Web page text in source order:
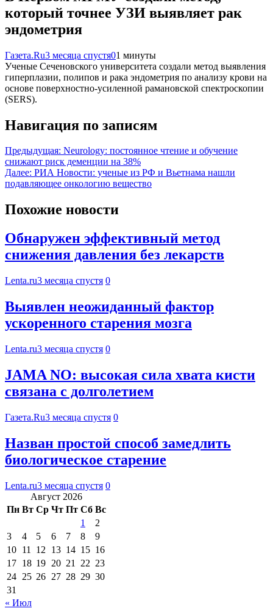
который точнее УЗИ выявляет рак
эндометрия
Газета.Ru3 месяца спустя01 минуты
Ученые Сеченовского университета создали метод выявления
гиперплазии, полипов и рака эндометрия по анализу крови на
основе поверхностно-усиленной рамановской спектроскопии
(SERS).
Навигация по записям
Предыдущая: Neurology: постоянное чтение и обучение
снижают риск деменции на 38%
Далее: РИА Новости: ученые из РФ и Вьетнама нашли
подавляющее онкологию вещество
Похожие новости
Обнаружен эффективный метод
снижения давления без лекарств
Lenta.ru3 месяца спустя 0
Выявлен неожиданный фактор
ускоренного старения мозга
Lenta.ru3 месяца спустя 0
JAMA NO: высокая сила хвата кисти
связана с долголетием
Газета.Ru3 месяца спустя 0
Назван простой способ замедлить
биологическое старение
Lenta.ru3 месяца спустя 0
Август 2026
Пн Вт Ср Чт Пт Сб Вс
1
2
3
4 5 6 7 8
9
10 11 12 13 14 15 16
17 18 19 20 21 22 23
24 25 26 27 28 29 30
31
« Июл